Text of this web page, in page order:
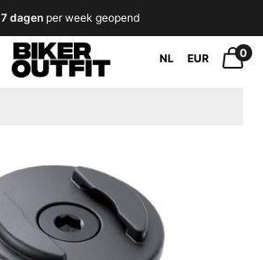
7 dagenper week geopend
NL EUR 0